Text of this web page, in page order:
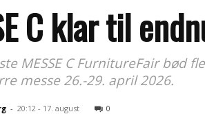
C klar til
MESSE C FurnitureFair
messe 26.-29. april 2026.
- 20:12 - 17. august 0